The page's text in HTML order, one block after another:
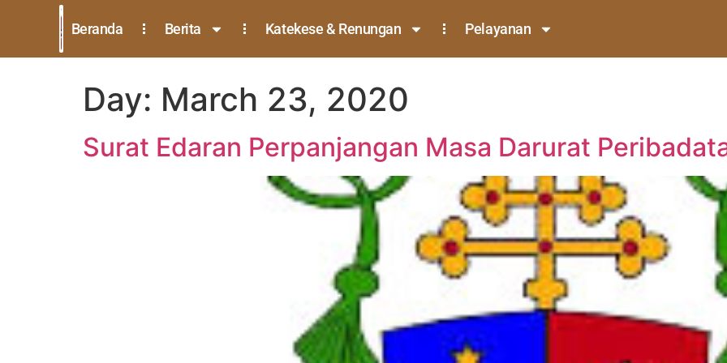
Beranda Berita Katekese & Renungan Pelayanan
Day: March 23, 2020
Surat Edaran Perpanjangan Masa Darurat